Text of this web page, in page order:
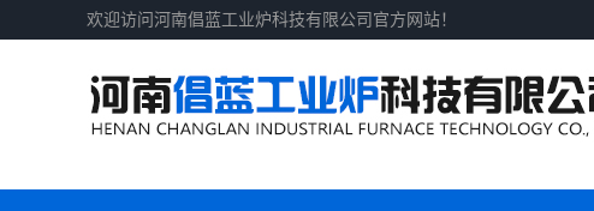
欢迎访问河南倡蓝工业炉科技有限公司官方网站！